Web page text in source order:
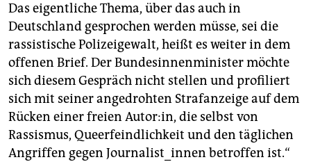
Das eigentliche Thema, über das auch in
Deutschland gesprochen werden müsse, sei die
rassistische Polizeigewalt, heißt es weiter in dem
offenen Brief. Der Bundesinnenminister möchte
sich diesem Gespräch nicht stellen und profiliert
sich mit seiner angedrohten Strafanzeige auf dem
Rücken einer freien Autor:in, die selbst von
Rassismus, Queerfeindlichkeit und den täglichen
Angriffen gegen Journalist_innen betroffen ist.“